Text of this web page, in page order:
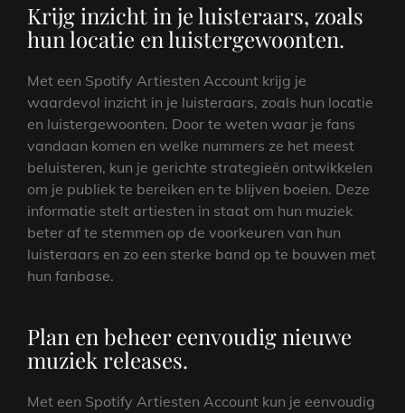
Krijg inzicht in je luisteraars, zoals
hun locatie en luistergewoonten.
Met een Spotify Artiesten Account krijg je
waardevol inzicht in je luisteraars, zoals hun locatie
en luistergewoonten. Door te weten waar je fans
vandaan komen en welke nummers ze het meest
beluisteren, kun je gerichte strategieën ontwikkelen
om je publiek te bereiken en te blijven boeien. Deze
informatie stelt artiesten in staat om hun muziek
beter af te stemmen op de voorkeuren van hun
luisteraars en zo een sterke band op te bouwen met
hun fanbase.
Plan en beheer eenvoudig nieuwe
muziek releases.
Met een Spotify Artiesten Account kun je eenvoudig